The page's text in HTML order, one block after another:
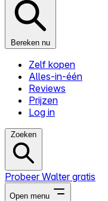
Bereken nu
Zelf kopen
Alles-in-één
Reviews
Prijzen
Log in
Zoeken
Probeer Walter gratis
Open menu